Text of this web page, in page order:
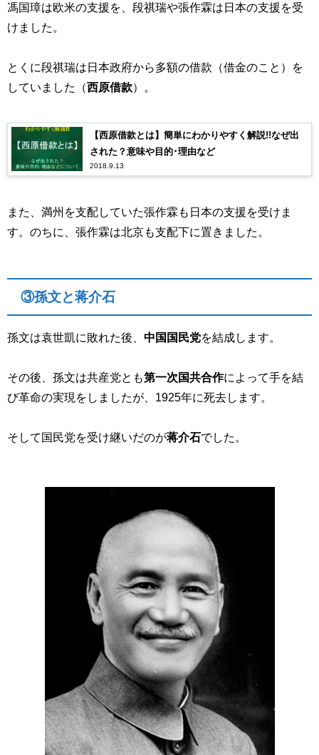
馮国璋は欧米の支援を、段祺瑞や張作霖は日本の支援を受
けました。
とくに段祺瑞は日本政府から多額の借款（借金のこと）を
していました（西原借款）。
【西原借款とは】簡単にわかりやすく解説!!なぜ出
された？意味や目的･理由など
2018.9.13
また、満州を支配していた張作霖も日本の支援を受けま
す。のちに、張作霖は北京も支配下に置きました。
③孫文と蒋介石
孫文は袁世凱に敗れた後、 中国国民党を結成します。
その後、孫文は共産党とも第一次国共合作によって手を結
び革命の実現をしましたが、1925年に死去します。
そして国民党を受け継いだのが蒋介石でした。